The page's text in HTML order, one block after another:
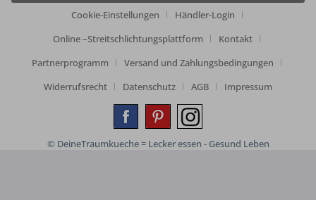
Cookie-Einstellungen
Händler-Login
Online –Streitschlichtungsplattform
Kontakt
Partnerprogramm
Versand und Zahlungsbedingungen
Widerrufsrecht
Datenschutz AGB Impressum
© DeineTraumkueche = Lecker essen - Gesund Leben